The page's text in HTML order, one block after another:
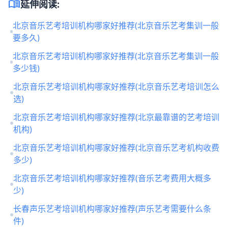
menu_book延伸阅读:
北京音乐艺考培训机构哪家好推荐(北京音乐艺考集训一般
要多久)
北京音乐艺考培训机构哪家好推荐(北京音乐艺考集训一般
多少钱)
北京音乐艺考培训机构哪家好推荐(北京音乐艺考培训怎么
选)
北京音乐艺考培训机构哪家好推荐(北京最靠谱的艺考培训
机构)
北京音乐艺考培训机构哪家好推荐(北京音乐艺考机构收费
多少)
北京音乐艺考培训机构哪家好推荐(音乐艺考费用大概多
少)
长春声乐艺考培训机构哪家好推荐(声乐艺考需要什么条
件)